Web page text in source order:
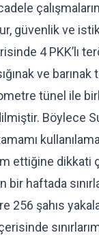
güvenlik ve
4 PKK’lı
ve
tünel ile
Böylece
ettiğine dikkati
haftada
256 şahıs